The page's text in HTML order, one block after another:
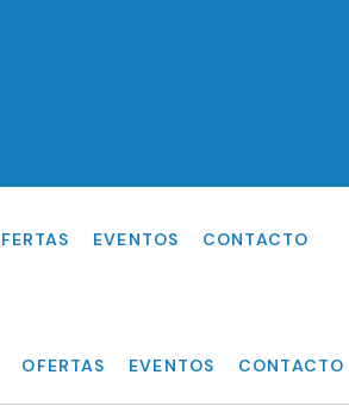
EVENTOS CONTACTO
OFERTAS EVENTOS CONTACTO